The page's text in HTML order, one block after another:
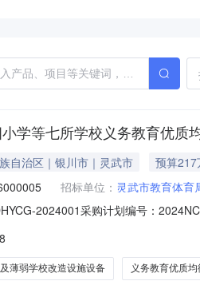
学等七所学校义务教育优
自治区｜银川市｜灵武市
预算217
招标单位： 灵武市教育体育
2024001采购计划编号：
1层156室152562164272156938.00
薄弱学校改造设施设备 义务教育优质